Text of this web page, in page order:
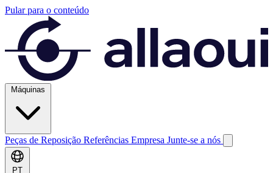
Pular para o conteúdo
Máquinas
Peças de Reposição Referências Empresa Junte-se a nós
PT